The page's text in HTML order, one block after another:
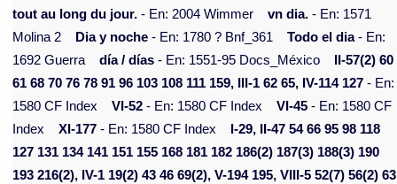
tout au long du jour. - En: 2004 Wimmer vn dia. - En: 1571
Molina 2
Dia y noche - En: 1780 ? Bnf_361 Todo el dia- En:
1692 Guerra
día / días - En: 1551-95 Docs_México
II-57(2) 60
61 68 70 76 78 91 96 103 108 111 159, III-1 62 65, IV-114 127 - En:
1580 CF Index
VI-52 - En: 1580 CF Index VI-45 - En: 1580 CF
Index
XI-177 - En: 1580 CF Index
I-29, II-47 54 66 95 98 118
127 131 134 141 151 155 168 181 182 186(2) 187(3) 188(3) 190
193 216(2), IV-1 19(2) 43 46 69(2), V-194 195, VIII-5 52(7) 56(2) 63